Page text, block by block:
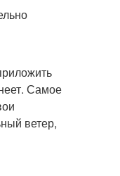
Самое
ветер,